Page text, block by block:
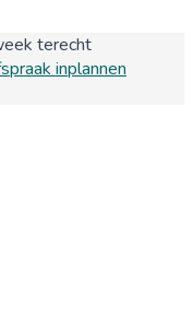
terecht
inplannen